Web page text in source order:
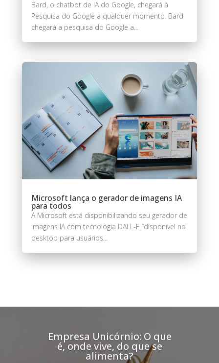
Bard, o chatbot de IA do Google, chegará à
Pesquisa do Google a qualquer momento. Bard
chegará a pesquisa do Google a...
Microsoft lança o gerador de imagens IA
para todos
A Microsoft está disponibilizando seu gerador de
imagens IA com tecnologia DALL-E “disponível no
desktop para usuários...
Empresa Unicórnio: O que
é, onde vive, do que se
alimenta?